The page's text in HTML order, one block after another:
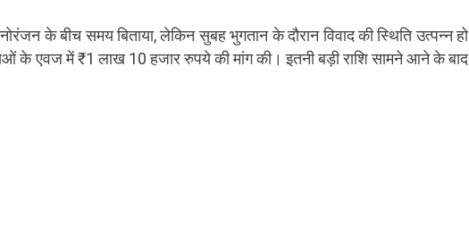
के बीच समय बिताया, लेकिन सुबह भुगतान के दौरान विवाद की स्थिति उत्पन्न हो
के एवज में ₹1 लाख 10 हजार रुपये की मांग की। इतनी बड़ी राशि सामने आने के बाद